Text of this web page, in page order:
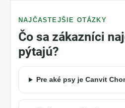
NAJČASTEJŠIE OTÁZKY
Čo sa zákazníci
pýtajú?
Pre aké psy je Canvit